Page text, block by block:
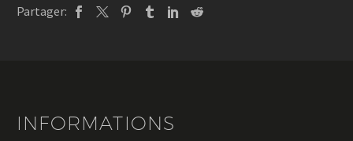
Partager:
INFORMATIONS